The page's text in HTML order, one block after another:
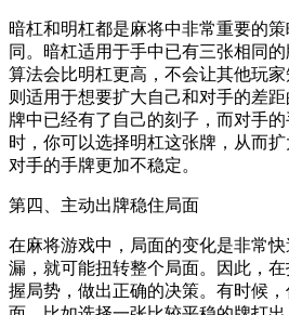
暗杠和明杠都是麻将中非常重要的
同。暗杠适用于手中已有三张相同
算法会比明杠更高，不会让其他玩
则适用于想要扩大自己和对手的差
牌中已经有了自己的刻子，而对手
时，你可以选择明杠这张牌，从而
对手的手牌更加不稳定。
第四、主动出牌稳住局面
在麻将游戏中，局面的变化是非常
漏，就可能扭转整个局面。因此，
握局势，做出正确的决策。有时候